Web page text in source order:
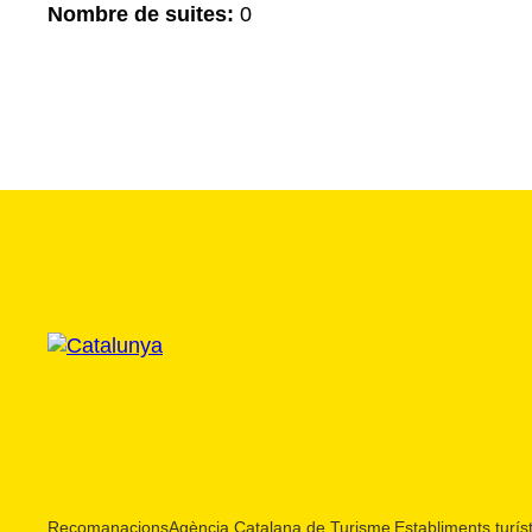
Nombre de suites: 0
RecomanacionsAgència Catalana de Turisme Establiments